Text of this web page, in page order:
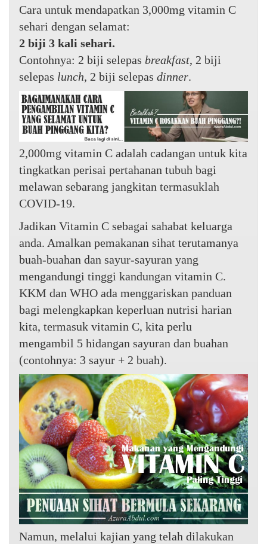
Cara untuk mendapatkan 3,000mg vitamin C
sehari dengan selamat:
2 biji 3 kali sehari.
Contohnya: 2 biji selepas breakfast, 2 biji
selepas lunch, 2 biji selepas dinner.
2,000mg vitamin C adalah cadangan untuk kita
tingkatkan perisai pertahanan tubuh bagi
melawan sebarang jangkitan termasuklah
COVID-19.
Jadikan Vitamin C sebagai sahabat keluarga
anda. Amalkan pemakanan sihat terutamanya
buah-buahan dan sayur-sayuran yang
mengandungi tinggi kandungan vitamin C.
KKM dan WHO ada menggariskan panduan
bagi melengkapkan keperluan nutrisi harian
kita, termasuk vitamin C, kita perlu
mengambil 5 hidangan sayuran dan buahan
(contohnya: 3 sayur + 2 buah).
Namun, melalui kajian yang telah dilakukan